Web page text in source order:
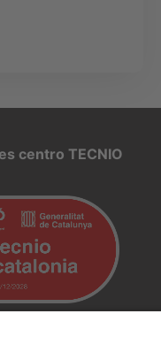
centro TECNIO